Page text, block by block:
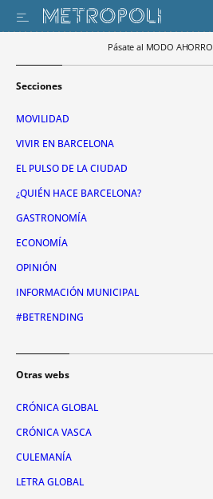
Pásate al MODO AHORRO
Secciones
MOVILIDAD
VIVIR EN BARCELONA
EL PULSO DE LA CIUDAD
¿QUIÉN HACE BARCELONA?
GASTRONOMÍA
ECONOMÍA
OPINIÓN
INFORMACIÓN MUNICIPAL
#BETRENDING
Otras webs
CRÓNICA GLOBAL
CRÓNICA VASCA
CULEMANÍA
LETRA GLOBAL